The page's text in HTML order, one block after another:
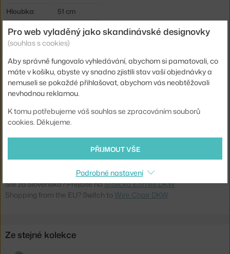
Hloubka:
51 cm
Šířka:
49 cm
Područky:
bez područek
Barva:
černá
Materiál:
dřevo, ocel
Stohovatelné:
ne
Sedák:
kov
Podnož:
dřevo
Kód produktu
VIT-41216000
Ste zo Slovenska? Prejdite naStolička Eames DKW
Shopping from the EU? Switch to Wire Chair DKW
Ze stejné kolekce
Pro web vyladěný jako skandinávské designovky
(souhlas s cookies)
Aby správně fungovalo vyhledávání, abychom si pamatovali, co
máte v košíku, abyste vy snadno zjistili stav vaší objednávky a
nemuseli se pokaždé přihlašovat, abychom vás neobtěžovali
nevhodnou reklamou.
K tomu potřebujeme váš souhlas se zpracováním souborů
cookies. Děkujeme.
PŘIJMOUT VŠE
Podrobné nastavení